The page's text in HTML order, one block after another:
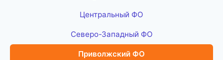
Центральный ФО
Северо-Западный ФО
Приволжский ФО